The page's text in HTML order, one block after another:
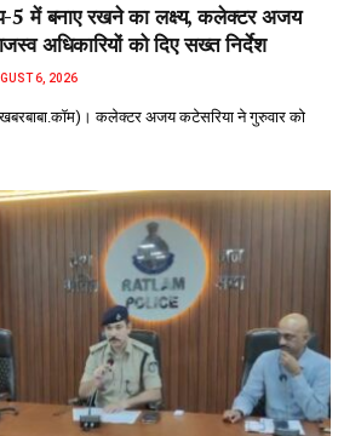
5 में बनाए रखने का लक्ष्य, कलेक्टर अजय
अधिकारियों को दिए सख्त निर्देश
6, 2026
कलेक्टर अजय कटेसरिया ने गुरुवार को